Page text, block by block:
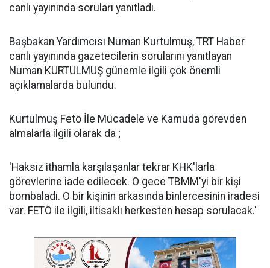
canlı yayınında soruları yanıtladı.
Başbakan Yardımcısı Numan Kurtulmuş, TRT Haber
canlı yayınında gazetecilerin sorularını yanıtlayan
Numan KURTULMUŞ günemle ilgili çok önemli
açıklamalarda bulundu.
Kurtulmuş Fetö İle Mücadele ve Kamuda görevden
almalarla ilgili olarak da ;
'Haksız ithamla karşılaşanlar tekrar KHK'larla
görevlerine iade edilecek. O gece TBMM'yi bir kişi
bombaladı. O bir kişinin arkasında binlercesinin iradesi
var. FETÖ ile ilgili, iltisaklı herkesten hesap sorulacak.'